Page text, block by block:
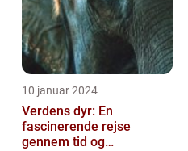
10 januar 2024
Verdens dyr: En
fascinerende rejse
gennem tid og